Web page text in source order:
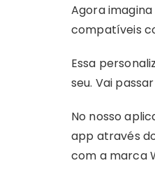
Agora
compatíveis
Essa
seu. Vai
No nosso
app através
com a marca